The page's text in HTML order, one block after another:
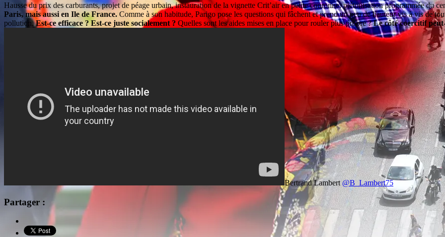
Hausse du prix des carburants, projet de péage urbain, instauration de la vignette Crit’air en petite couronne, piétonisation programmée du
Paris, mais aussi en Ile de France. Comme à son habitude, Parigo pose les questions qui fâchent et prend un peu de hauteur vis à vis de
pollution.Est-ce efficace ? Est-ce juste socialement ? Quelles sont les aides mises en place pour rouler plus propre ?Le côté coercitif
Bertrand Lambert@B_Lambert75
Partager :